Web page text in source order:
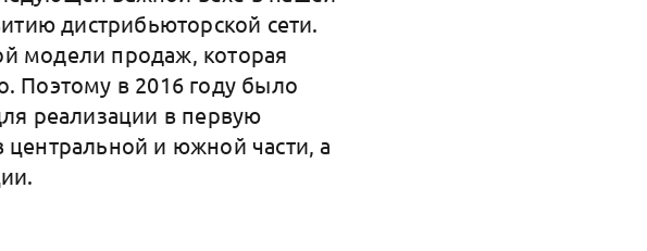
дистрибьюторской сети.
модели продаж, которая
Поэтому в 2016 году было
реализации в первую
и южной части, а